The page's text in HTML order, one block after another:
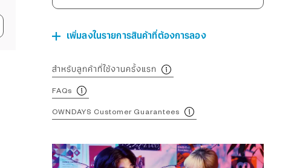
เพิ่มลงในรายการสินค้าที่ต้องการลอง
สำหรับลูกค้าที่ใช้งานครั้งแรก
FAQs
OWNDAYS Customer Guarantees